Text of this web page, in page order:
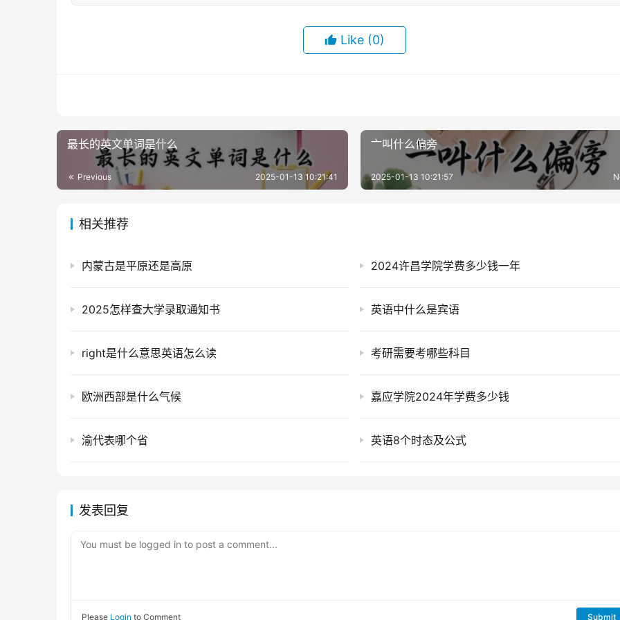
Like (0)
最长的英文单词是什么
Previous 2025-01-13 10:21:41
亠叫什么偏旁
2025-01-13 10:21:57
相关推荐
内蒙古是平原还是高原 2024许昌学院学费多少钱一年
2025怎样查大学录取通知书 英语中什么是宾语
right是什么意思英语怎么读 考研需要考哪些科目
欧洲西部是什么气候 嘉应学院2024年学费多少钱
渝代表哪个省 英语8个时态及公式
发表回复
You must be logged in to post a comment...
Please Login to Comment Submit